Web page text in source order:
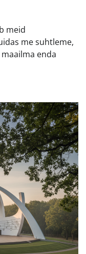
meid
me suhtleme,
enda